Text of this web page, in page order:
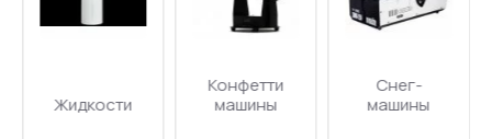
машины
Жидкости
Конфетти
машины